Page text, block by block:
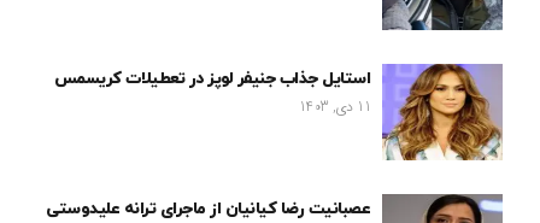
استایل جذاب جنیفر لوپز در تعطیلات کریسمس
11 دی, 1403
عصبانیت رضا کیانیان از ماجرای ترانه علیدوستی